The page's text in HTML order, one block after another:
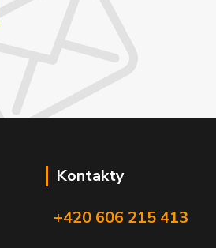
Kontakty
+420 606 215 413